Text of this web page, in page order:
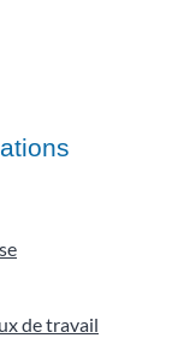
de travail